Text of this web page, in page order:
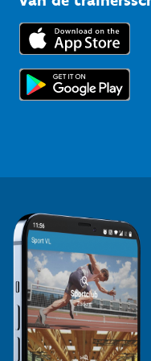
Trainers en begeleiders
Topsporters
Downloads
Voor de pers